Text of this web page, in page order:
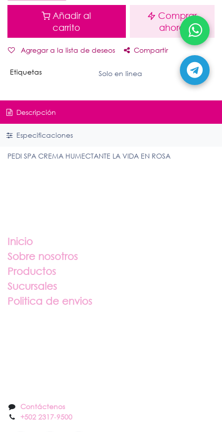
Añadir al
carrito
Comprar
ahora
Agregar a la lista de deseos Compartir
Etiquetas Solo en linea
Descripción
Especificaciones
PEDI SPA CREMA HUMECTANTE LA VIDA EN ROSA
Inicio
Sobre nosotros
Productos
Sucursales
Politica de envios
Contáctenos
+502 2317-9500